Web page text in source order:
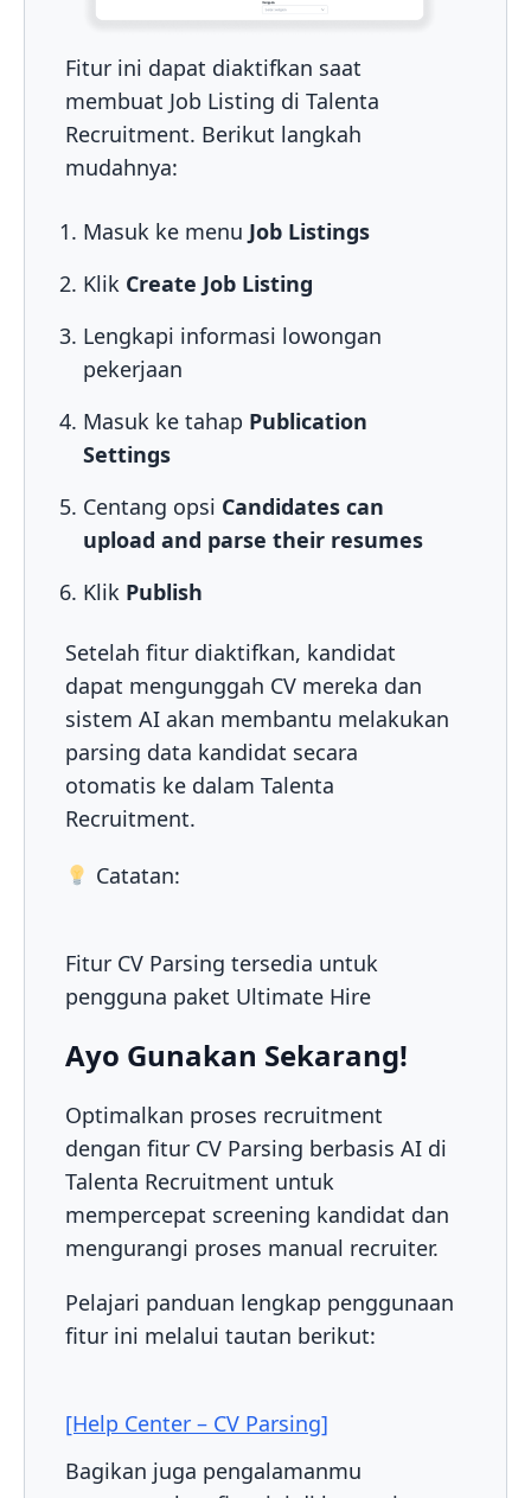
Fitur ini dapat diaktifkan saat
membuat Job Listing di Talenta
Recruitment. Berikut langkah
mudahnya:
Masuk ke menu Job Listings
Klik Create Job Listing
Lengkapi informasi lowongan
pekerjaan
Masuk ke tahap Publication
Settings
Centang opsi Candidates can
upload and parse their resumes
Klik Publish
Setelah fitur diaktifkan, kandidat
dapat mengunggah CV mereka dan
sistem AI akan membantu melakukan
parsing data kandidat secara
otomatis ke dalam Talenta
Recruitment.
Catatan:
Fitur CV Parsing tersedia untuk
pengguna paket Ultimate Hire
Ayo Gunakan Sekarang!
Optimalkan proses recruitment
dengan fitur CV Parsing berbasis AI di
Talenta Recruitment untuk
mempercepat screening kandidat dan
mengurangi proses manual recruiter.
Pelajari panduan lengkap penggunaan
fitur ini melalui tautan berikut:
[Help Center – CV Parsing]
Bagikan juga pengalamanmu